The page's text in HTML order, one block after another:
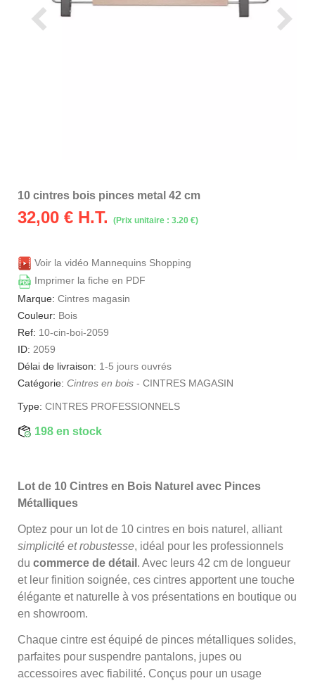
10 cintres bois pinces metal 42 cm
32,00 € H.T. (Prix unitaire : 3.20 €)
Voir la vidéo Mannequins Shopping
Imprimer la fiche en PDF
Marque: Cintres magasin
Couleur: Bois
Ref: 10-cin-boi-2059
ID: 2059
Délai de livraison: 1-5 jours ouvrés
Catégorie: Cintres en bois - CINTRES MAGASIN
Type: CINTRES PROFESSIONNELS
198 en stock
Lot de 10 Cintres en Bois Naturel avec Pinces
Métalliques
Optez pour un lot de 10 cintres en bois naturel, alliant
simplicité et robustesse, idéal pour les professionnels
du commerce de détail . Avec leurs 42 cm de longueur
et leur finition soignée, ces cintres apportent une touche
élégante et naturelle à vos présentations en boutique ou
en showroom.
Chaque cintre est équipé de pinces métalliques solides,
parfaites pour suspendre pantalons, jupes ou
accessoires avec fiabilité. Conçus pour un usage